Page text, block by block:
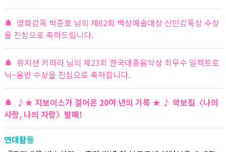
영화감독 박준호 님의 제62회 백상예술대상 신인감독상 수상
을 진심으로 축하드립니다.
뮤지션 키라라 님의 제23회 한국대중음악상 최우수 일렉트로
닉–음반 수상을 진심으로 축하합니다.
♪★ 지보이스가 걸어온 20여 년의 기록 ★ ♪ 악보집〈나의
사랑, 나의 자랑〉발매!
연대활동